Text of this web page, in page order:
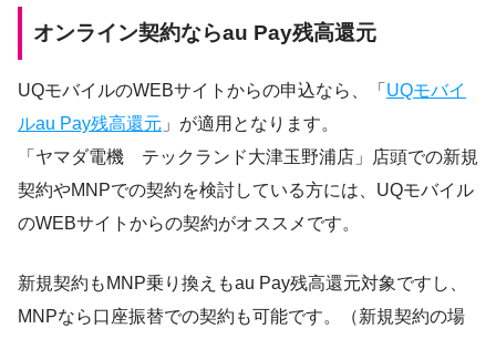
オンライン契約ならau Pay残高還元
UQモバイルのWEBサイトからの申込なら、「 UQモバイ
ルau Pay残高還元 」が適用となります。
「ヤマダ電機 テックランド大津玉野浦店」店頭での新規
契約やMNPでの契約を検討している方には、UQモバイル
のWEBサイトからの契約がオススメです。
新規契約もMNP乗り換えもau Pay残高還元対象ですし、
MNPなら口座振替での契約も可能です。（新規契約の場